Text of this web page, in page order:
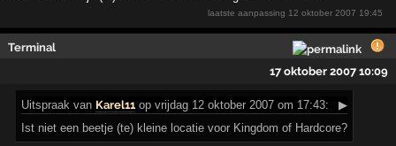
laatste aanpassing 12 oktober 2007 19:45
Terminal
17 oktober 2007 10:09
Uitspraak van Karel11 op vrijdag 12 oktober 2007 om 17:43:
▶
Ist niet een beetje (te) kleine locatie voor Kingdom of Hardcore?